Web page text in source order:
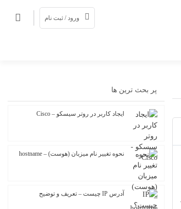
ورود / ثبت نام
پر بحث ترین ها
ایجاد کاربر در روتر سیسکو – Cisco
نحوه تغییر نام میزبان (هوست) – hostname
آدرس IP چیست – تعریف و توضیح